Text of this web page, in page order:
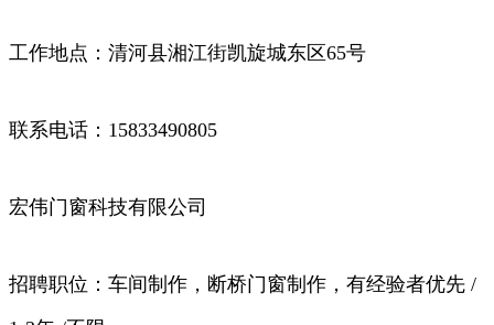
工作地点：清河县湘江街凯旋城东区65号
联系电话：15833490805
宏伟门窗科技有限公司
招聘职位：车间制作，断桥门窗制作，有经验者优先 /